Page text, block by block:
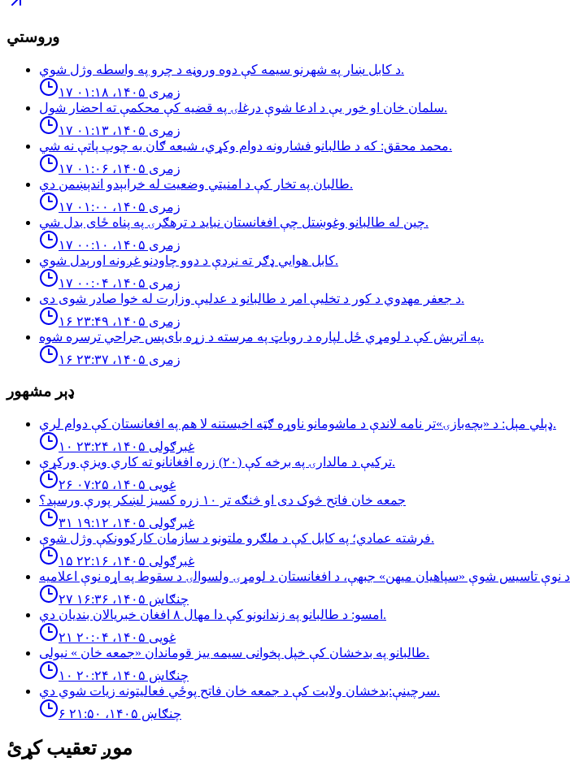
وروستي
د كابل ښار په شهرنو سيمه كې دوه وروڼه د چرو په واسطه وژل شوي.
۱۷ زمری ۱۴۰۵، ۰۱:۱۸
سلمان خان او خور یې د ادعا شوې درغلۍ په قضيه كې محكمې ته احضار شول.
۱۷ زمری ۱۴۰۵، ۰۱:۱۳
محمد محقق: كه د طالبانو فشارونه دوام وكړي، شيعه ګان به چوپ پاتې نه شي.
۱۷ زمری ۱۴۰۵، ۰۱:۰۶
طالبان په تخار کې د امنيتي وضعيت له خرابېدو اندېښمن دي.
۱۷ زمری ۱۴۰۵، ۰۱:۰۰
چین له طالبانو وغوښتل چې افغانستان نباید د ترهګرۍ په پناه ځای بدل شي.
۱۷ زمری ۱۴۰۵، ۰۰:۱۰
كابل هوايي ډګر ته نږدې د دوو چاودنو غږونه اورېدل شوي.
۱۷ زمری ۱۴۰۵، ۰۰:۰۴
د جعفر مهدوي د کور د تخلیې امر د طالبانو د عدلیې وزارت له خوا صادر شوی دی.
۱۶ زمری ۱۴۰۵، ۲۳:۴۹
په اتریش کې د لومړي ځل لپاره د روباټ په مرسته د زړه بای‌پس جراحي ترسره شوه.
۱۶ زمری ۱۴۰۵، ۲۳:۳۷
ډېر مشهور
ډېلي مېل: د «بچه‌بازۍ»تر نامه لاندې د ماشومانو ناوړه ګټه اخیستنه لا هم په افغانستان کې دوام لري.
۱۰ غبرګولی ۱۴۰۵، ۲۳:۲۴
تركيې د مالدارۍ په برخه كې (٢٠) زره افغانانو ته كاري ويزې وركړې.
۲۶ غویی ۱۴۰۵، ۰۷:۲۵
جمعه خان فاتح څوک دی او څنګه تر ۱۰ زره کسیز لښکر پورې ورسېد؟
۳۱ غبرګولی ۱۴۰۵، ۱۹:۱۲
فرشته عمادي؛ په کابل کې د ملګرو ملتونو د سازمان کارکوونکې وژل شوې.
۱۵ غبرګولی ۱۴۰۵، ۲۲:۱۶
۲۷ چنګاښ ۱۴۰۵، ۱۶:۳۶
امسو: د طالبانو په زندانونو كې دا مهال ٨ افغان خبريالان بنديان دي.
۲۱ غویی ۱۴۰۵، ۲۰:۰۴
طالبانو په بدخشان كې خپل پخوانى سيمه ييز قوماندان «جمعه خان » نيولى.
۱۰ چنګاښ ۱۴۰۵، ۲۰:۲۴
سرچینې:بدخشان ولایت کې د جمعه خان فاتح پوځي فعالیتونه زیات شوي دي.
۶ چنګاښ ۱۴۰۵، ۲۱:۵۰
موږ تعقیب کړئ